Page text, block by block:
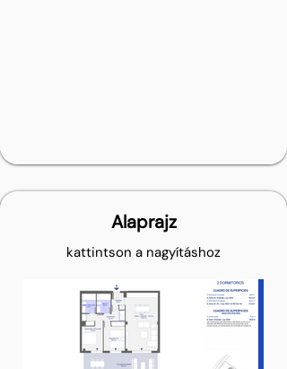
Alaprajz
kattintson a nagyításhoz